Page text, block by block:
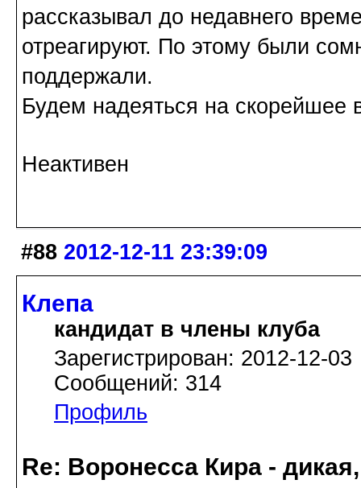
рассказывал до недавнего
отреагируют. По этому были
поддержали.
Будем надеяться на скорейшее
Неактивен
#88 2012-12-11 23:39:09
Клепа
кандидат в члены клуба
Зарегистрирован: 2012-12-03
Сообщений: 314
Профиль
Re: Воронесса Кира -